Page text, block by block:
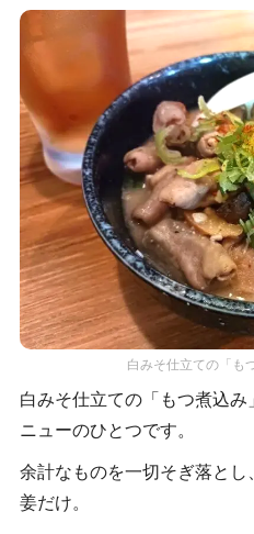
白みそ仕立ての「も
白みそ仕立ての「もつ煮込
ニューのひとつです。
余計なものを一切そぎ落と
姜だけ。